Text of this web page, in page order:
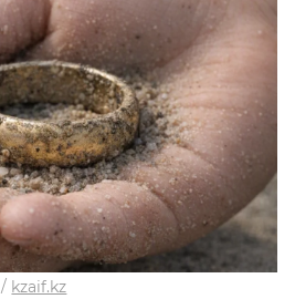
/ kzaif.kz